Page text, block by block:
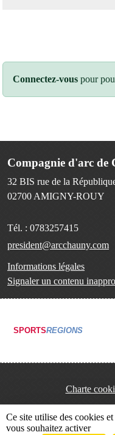
Connectez-vous pour
Compagnie d'arc de
32 BIS rue de la
02700 AMIGNY-ROUY
Tél. : 0783257415
president@arcchauny.com
Informations légales
Signaler un contenu
SPORTSREGIONS
Charte
Ce site utilise des cookies
vous souhaitez activer